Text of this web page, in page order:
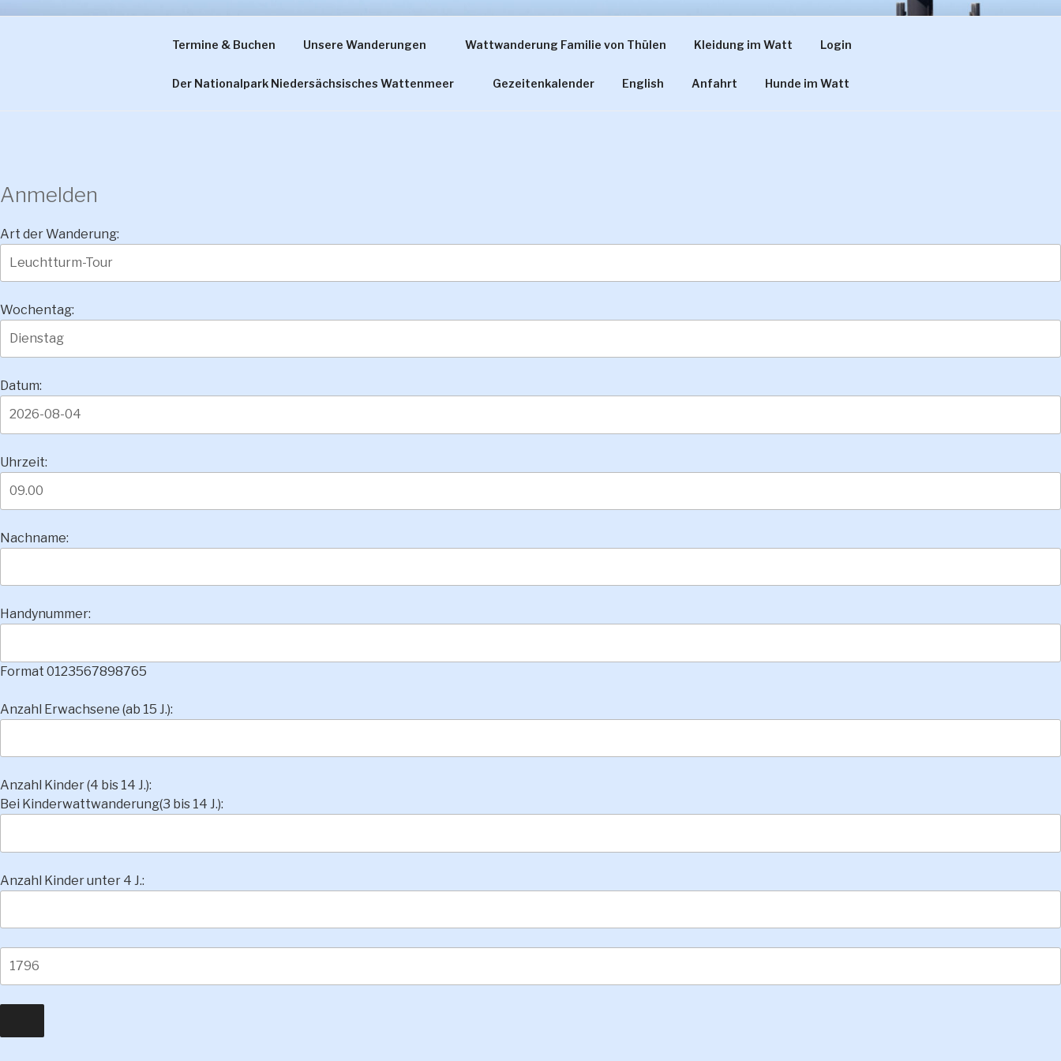
WATTWANDERUNG FAMILIE VON THÜLEN
Termine & Buchen Unsere Wanderungen Wattwanderung Familie von Thülen Kleidung im Watt Login
Der Nationalpark Niedersächsisches Wattenmeer Gezeitenkalender English Anfahrt Hunde im Watt
Anmelden
Art der Wanderung:
Wochentag:
Datum:
Uhrzeit:
Nachname:
Handynummer:
Format 0123567898765
Anzahl Erwachsene (ab 15 J.):
Anzahl Kinder (4 bis 14 J.):
Bei Kinderwattwanderung(3 bis 14 J.):
Anzahl Kinder unter 4 J.: